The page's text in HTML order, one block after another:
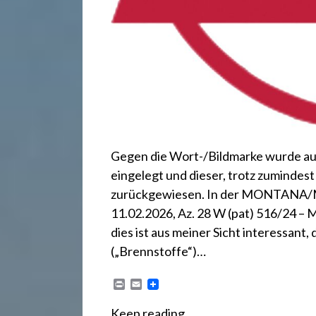
Gegen die Wort-/Bildmarke wurde
eingelegt und dieser, trotz
zurückgewiesen. In der MONTANA/
11.02.2026, Az. 28 W (pat) 516/24
dies ist aus meiner Sicht interessant,
(„Brennstoffe“)…
P
E